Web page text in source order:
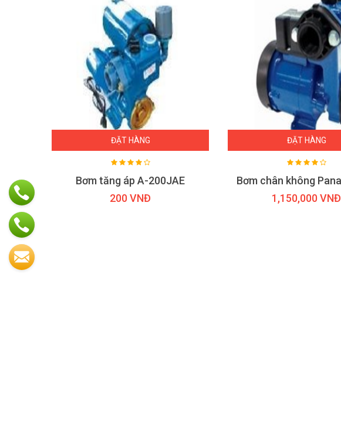
Máy bơm hỏa tiễn Oshima 1HP 4OS3/13
ĐẶT HÀNG
Bơm tăng áp A-200JAE
200 VNĐ
ĐẶT HÀNG
1,150,000 VNĐ